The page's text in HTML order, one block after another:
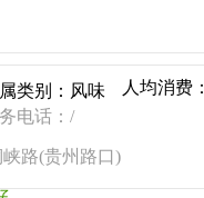
类别：风味 人均消费：
电话：/
路(贵州路口)